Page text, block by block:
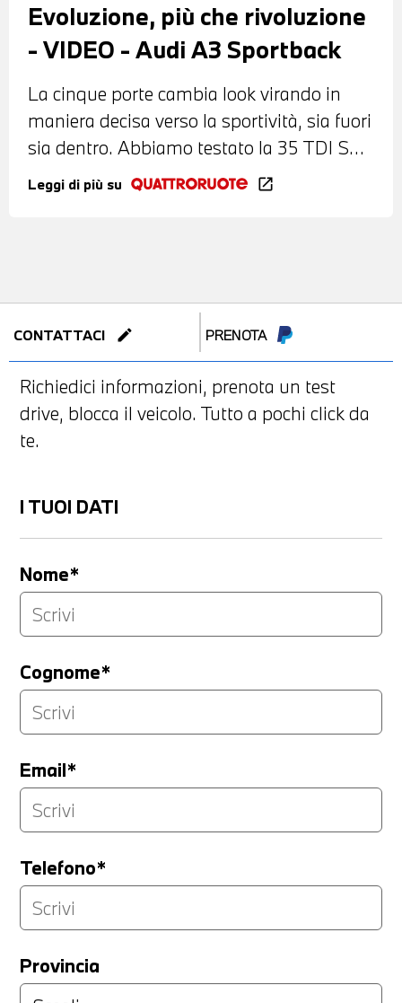
Evoluzione, più che rivoluzione
- VIDEO - Audi A3 Sportback
La cinque porte cambia look virando in
maniera decisa verso la sportività, sia fuori
sia dentro. Abbiamo testato la 35 TDI S
Line Edition
Leggi di più su open_in_new
CONTATTACI edit PRENOTA
Richiedici informazioni, prenota un test
drive, blocca il veicolo. Tutto a pochi click da
te.
I TUOI DATI
Nome*
Cognome*
Email*
Telefono*
Provincia